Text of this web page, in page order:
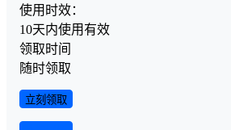
使用时效：
10天内使用有效
领取时间
随时领取
立刻领取